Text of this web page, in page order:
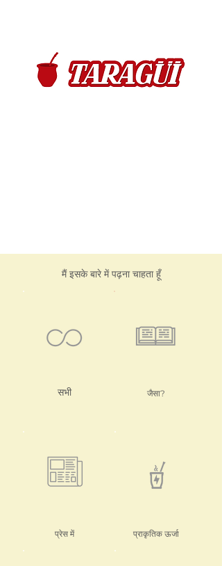
मैं इसके बारे में पढ़ना चाहता हूँ
सभी जैसा?
प्रेस में प्राकृतिक ऊर्जा